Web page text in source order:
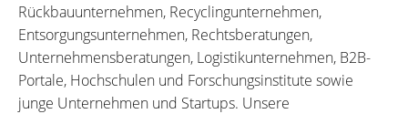
Rückbauunternehmen, Recyclingunternehmen,
Entsorgungsunternehmen, Rechtsberatungen,
Unternehmensberatungen, Logistikunternehmen, B2B-
Portale, Hochschulen und Forschungsinstitute sowie
junge Unternehmen und Startups. Unsere